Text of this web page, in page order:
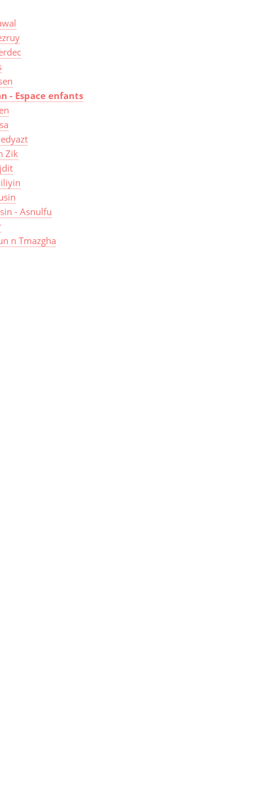
- Espace enfants
Zik
- Asnulfu
n Tmazgha